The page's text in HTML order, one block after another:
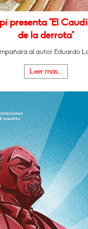
presenta "El
de la derrota"
al autor Eduardo
Leer más...